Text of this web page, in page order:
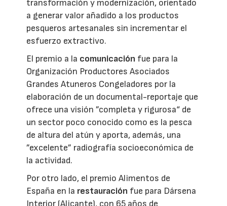
transformación y modernización, orientado
a generar valor añadido a los productos
pesqueros artesanales sin incrementar el
esfuerzo extractivo.
El premio a la comunicación fue para la
Organización Productores Asociados
Grandes Atuneros Congeladores por la
elaboración de un documental-reportaje que
ofrece una visión ”completa y rigurosa“ de
un sector poco conocido como es la pesca
de altura del atún y aporta, además, una
”excelente” radiografía socioeconómica de
la actividad.
Por otro lado, el premio Alimentos de
España en la restauración fue para Dársena
Interior (Alicante), con 65 años de